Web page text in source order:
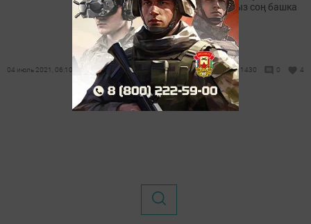
афәт көтәдер дип, Кайсыбыз соң башка
китерсен?!
04 июль 2021, 06:10 1430 0 4